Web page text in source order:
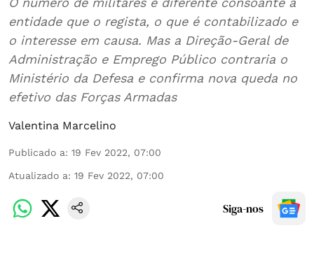
entidade que o regista, o que é contabilizado e
o interesse em causa. Mas a Direção-Geral de
Administração e Emprego Público contraria o
Ministério da Defesa e confirma nova queda no
efetivo das Forças Armadas
Valentina Marcelino
Publicado a: 19 Fev 2022, 07:00
Atualizado a: 19 Fev 2022, 07:00
Siga-nos